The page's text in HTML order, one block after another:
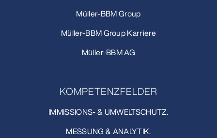
Müller-BBM Group
Müller-BBM Group Karriere
Müller-BBM AG
KOMPETENZFELDER
IMMISSIONS- & UMWELTSCHUTZ.
MESSUNG & ANALYTIK.